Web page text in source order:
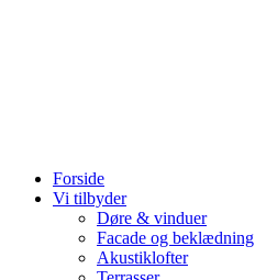
Close
Menu
Forside
Vi tilbyder
Døre & vinduer
Facade og beklædning
Akustiklofter